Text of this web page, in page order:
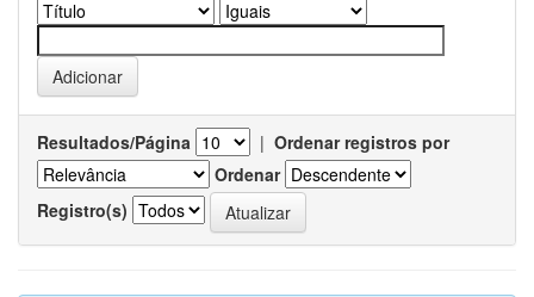
Resultados/Página | Ordenar registros por
Ordenar
Registro(s)